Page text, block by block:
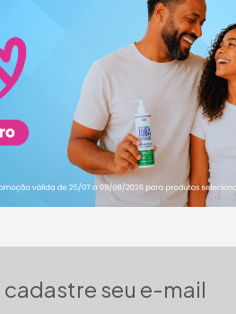
cadastre seu e-mail